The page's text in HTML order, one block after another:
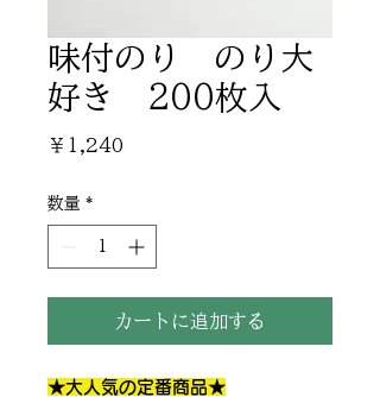
味付のり のり大
好き 200枚入
￥1,240
数量 *
カートに追加する
★大人気の定番商品★